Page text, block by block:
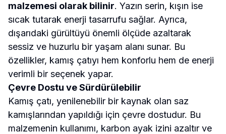
malzemesi olarak bilinir. Yazın serin, kışın ise
sıcak tutarak enerji tasarrufu sağlar. Ayrıca,
dışarıdaki gürültüyü önemli ölçüde azaltarak
sessiz ve huzurlu bir yaşam alanı sunar. Bu
özellikler, kamış çatıyı hem konforlu hem de enerji
verimli bir seçenek yapar.
Çevre Dostu ve Sürdürülebilir
Kamış çatı, yenilenebilir bir kaynak olan saz
kamışlarından yapıldığı için çevre dostudur. Bu
malzemenin kullanımı, karbon ayak izini azaltır ve